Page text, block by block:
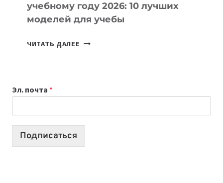
учебному году 2026: 10 лучших
моделей для учебы
ЧИТАТЬ ДАЛЕЕ КАКОЙ
2026:
10
Эл. почта *
Подписаться